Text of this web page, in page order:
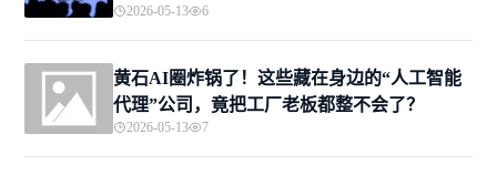
2026-05-13 6
黄石AI圈炸锅了！这些藏在身边的“人工智能
代理”公司，竟把工厂老板都整不会了？
2026-05-13 7